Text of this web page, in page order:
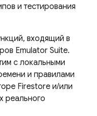
и тестирования
входящий в
Emulator Suite.
с локальными
и правилами
Firestore и/или
реального